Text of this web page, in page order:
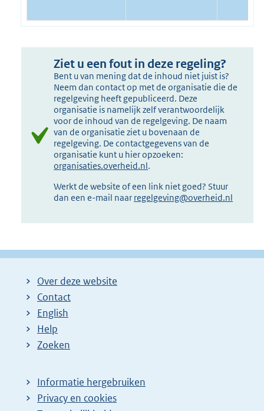
Ziet u een fout in deze regeling?
Bent u van mening dat de inhoud niet juist is?
Neem dan contact op met de organisatie die de
regelgeving heeft gepubliceerd. Deze
organisatie is namelijk zelf verantwoordelijk
voor de inhoud van de regelgeving. De naam
van de organisatie ziet u bovenaan de
regelgeving. De contactgegevens van de
organisatie kunt u hier opzoeken:
organisaties.overheid.nl.
Werkt de website of een link niet goed? Stuur
dan een e-mail naar regelgeving@overheid.nl
Over deze website
Contact
English
Help
Zoeken
Informatie hergebruiken
Privacy en cookies